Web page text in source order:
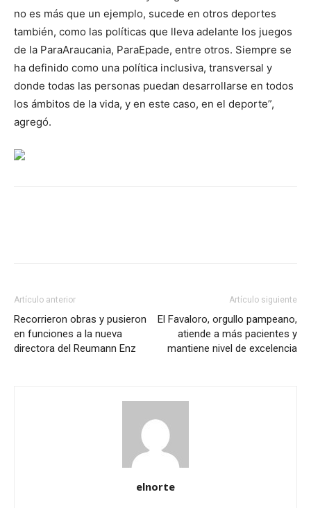
no es más que un ejemplo, sucede en otros deportes
también, como las políticas que lleva adelante los juegos
de la ParaAraucania, ParaEpade, entre otros. Siempre se
ha definido como una política inclusiva, transversal y
donde todas las personas puedan desarrollarse en todos
los ámbitos de la vida, y en este caso, en el deporte”,
agregó.
Artículo anterior
Recorrieron obras y pusieron
en funciones a la nueva
directora del Reumann Enz
Artículo siguiente
El Favaloro, orgullo pampeano,
atiende a más pacientes y
mantiene nivel de excelencia
elnorte